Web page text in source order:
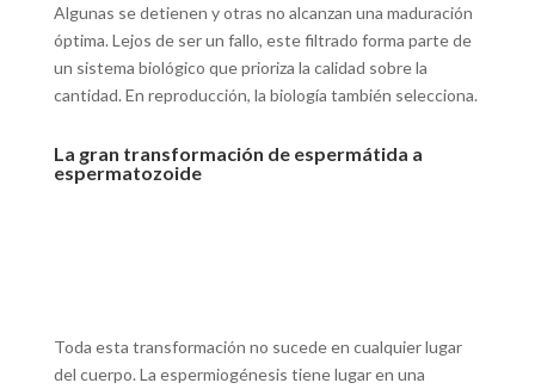
Algunas se detienen y otras no alcanzan una maduración
óptima. Lejos de ser un fallo, este filtrado forma parte de
un sistema biológico que prioriza la calidad sobre la
cantidad. En reproducción, la biología también selecciona.
La gran transformación de espermátida a
espermatozoide
Toda esta transformación no sucede en cualquier lugar
del cuerpo. La espermiogénesis tiene lugar en una